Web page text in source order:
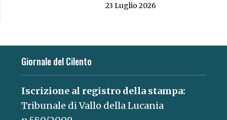
23 Luglio 2026
Giornale del Cilento
Iscrizione al registro della stampa:
Tribunale di Vallo della Lucania